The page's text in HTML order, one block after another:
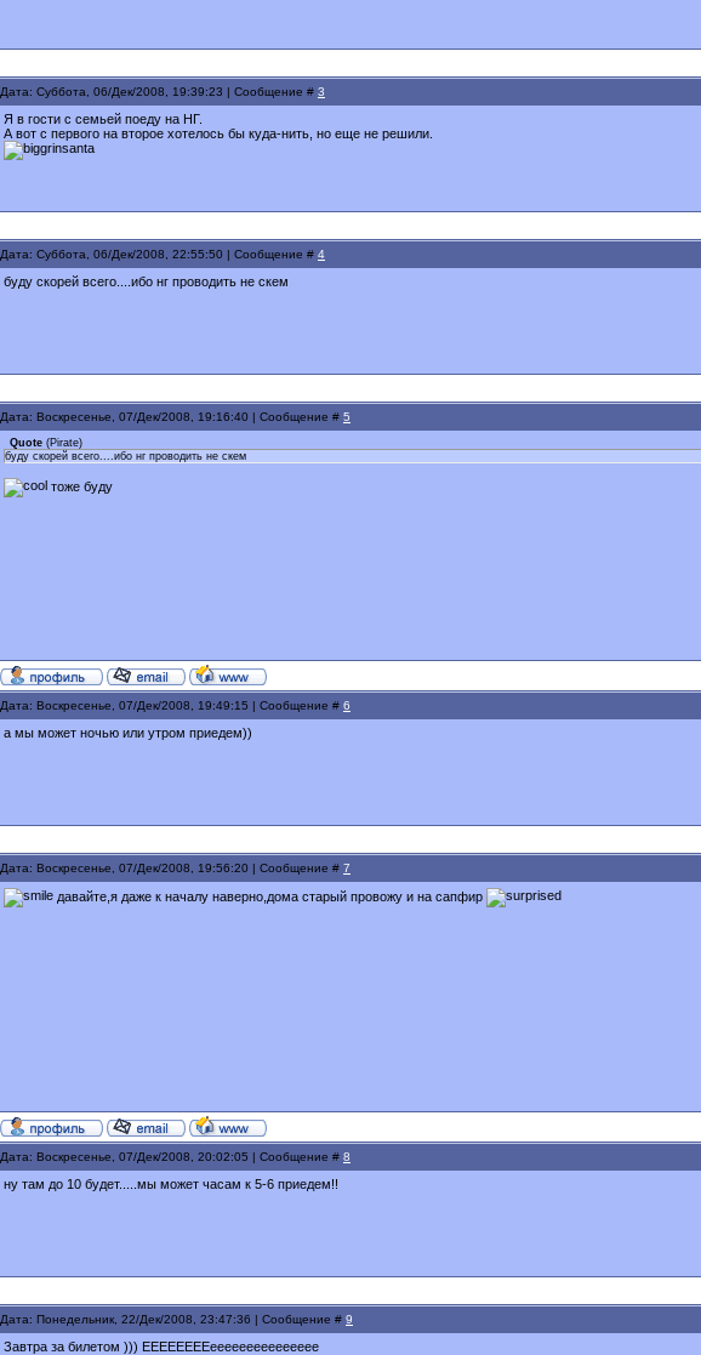
Дата: Суббота, 06/Дек/2008, 19:39:23 | Сообщение # 3
Я в гости с семьей поеду на НГ.
А вот с первого на второе хотелось бы куда-нить, но еще не решили.
Дата: Суббота, 06/Дек/2008, 22:55:50 | Сообщение # 4
буду скорей всего....ибо нг проводить не скем
Дата: Воскресенье, 07/Дек/2008, 19:16:40 | Сообщение # 5
Quote (Pirate)
буду скорей всего....ибо нг проводить не скем
тоже буду
Дата: Воскресенье, 07/Дек/2008, 19:49:15 | Сообщение # 6
а мы может ночью или утром приедем))
Дата: Воскресенье, 07/Дек/2008, 19:56:20 | Сообщение # 7
давайте,я даже к началу наверно,дома старый провожу и на сапфир
Дата: Воскресенье, 07/Дек/2008, 20:02:05 | Сообщение # 8
ну там до 10 будет.....мы может часам к 5-6 приедем!!
Дата: Понедельник, 22/Дек/2008, 23:47:36 | Сообщение # 9
Завтра за билетом ))) ЕЕЕЕЕЕЕЕеееееееееееееее